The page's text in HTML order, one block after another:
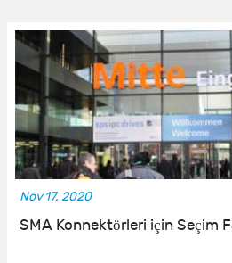
Nov 17, 2020
SMA Konnektörleri için Seçim